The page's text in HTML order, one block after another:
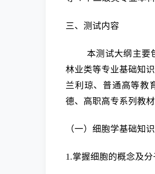
三、测试内容
本测试大纲主要
林业类等专业基础知
兰利琼、普通高等教
德、高职高专系列教材
（一）细胞学基础知
1.掌握细胞的概念及分